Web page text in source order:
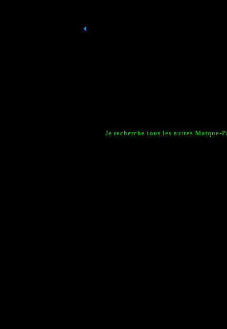
Je recherche tous les autres Marque-